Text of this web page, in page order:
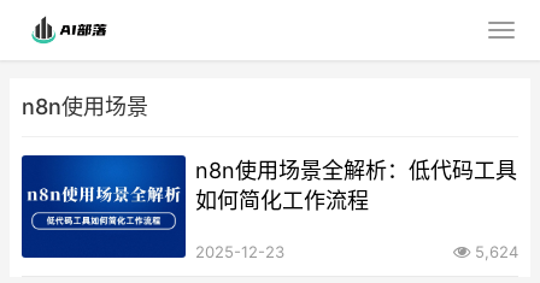
n8n使用场景
n8n使用场景全解析：低代码工具
如何简化工作流程
2025-12-23 5,624